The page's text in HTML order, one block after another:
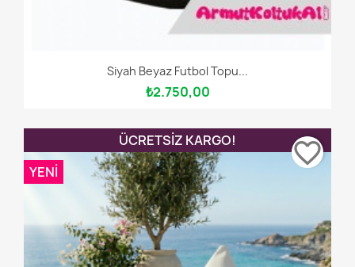
Siyah Beyaz Futbol Topu...
₺2.750,00
ÜCRETSIZ KARGO!
YENI
favorite_border